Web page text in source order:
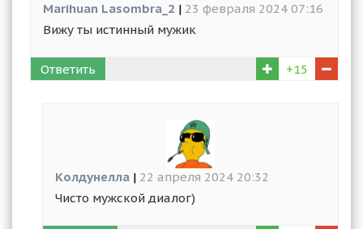
Marihuan Lasombra_2 | 23 февраля 2024 07:16
Вижу ты истинный мужик
Ответить +15
Колдунелла | 22 апреля 2024 20:32
Чисто мужской диалог)